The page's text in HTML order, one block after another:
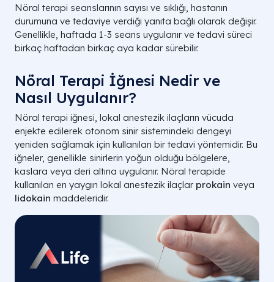
Nöral terapi seanslarının sayısı ve sıklığı, hastanın
durumuna ve tedaviye verdiği yanıta bağlı olarak değişir.
Genellikle, haftada 1-3 seans uygulanır ve tedavi süreci
birkaç haftadan birkaç aya kadar sürebilir.
Nöral Terapi İğnesi Nedir ve
Nasıl Uygulanır?
Nöral terapi iğnesi, lokal anestezik ilaçların vücuda
enjekte edilerek otonom sinir sistemindeki dengeyi
yeniden sağlamak için kullanılan bir tedavi yöntemidir. Bu
iğneler, genellikle sinirlerin yoğun olduğu bölgelere,
kaslara veya deri altına uygulanır. Nöral terapide
kullanılan en yaygın lokal anestezik ilaçlar prokain veya
lidokain maddeleridir.